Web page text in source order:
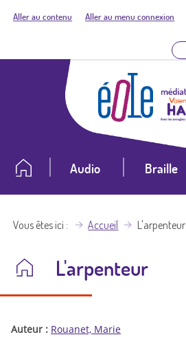
Aller au contenu Aller au menu connexion
Audio Braille
Vous êtes ici Accueil L'arpenteur
L'arpenteur
Auteur : Rouanet, Marie